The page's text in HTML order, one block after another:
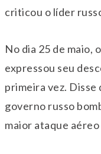
criticou o líder
No dia 25 de maio,
expressou seu
primeira vez. Disse
governo russo
maior ataque